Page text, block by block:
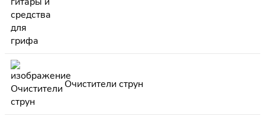
Очистители струн